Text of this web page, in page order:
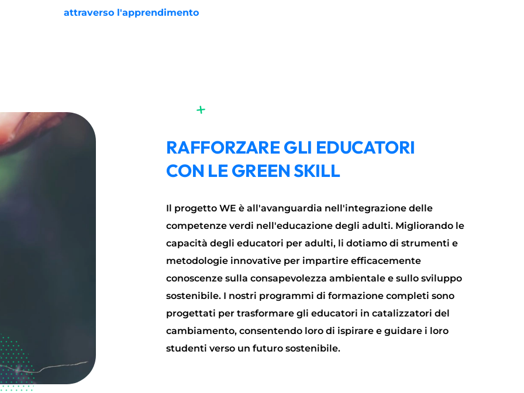
attraverso l'apprendimento
RAFFORZARE GLI EDUCATORI
CON LE GREEN SKILL
Il progetto WE è all'avanguardia nell'integrazione delle
competenze verdi nell'educazione degli adulti. Migliorando le
capacità degli educatori per adulti, li dotiamo di strumenti e
metodologie innovative per impartire efficacemente
conoscenze sulla consapevolezza ambientale e sullo sviluppo
sostenibile. I nostri programmi di formazione completi sono
progettati per trasformare gli educatori in catalizzatori del
cambiamento, consentendo loro di ispirare e guidare i loro
studenti verso un futuro sostenibile.